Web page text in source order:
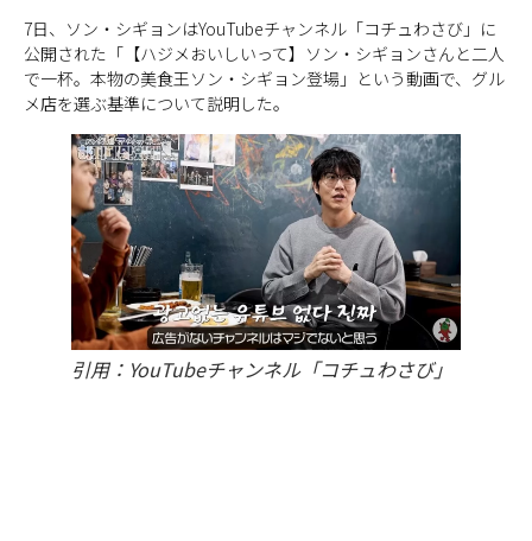
7日、ソン・シギョンはYouTubeチャンネル「コチュわさび」に
公開された「【ハジメおいしいって】ソン・シギョンさんと二人
で一杯。本物の美食王ソン・シギョン登場」という動画で、グル
メ店を選ぶ基準について説明した。
引用：YouTubeチャンネル「コチュわさび」